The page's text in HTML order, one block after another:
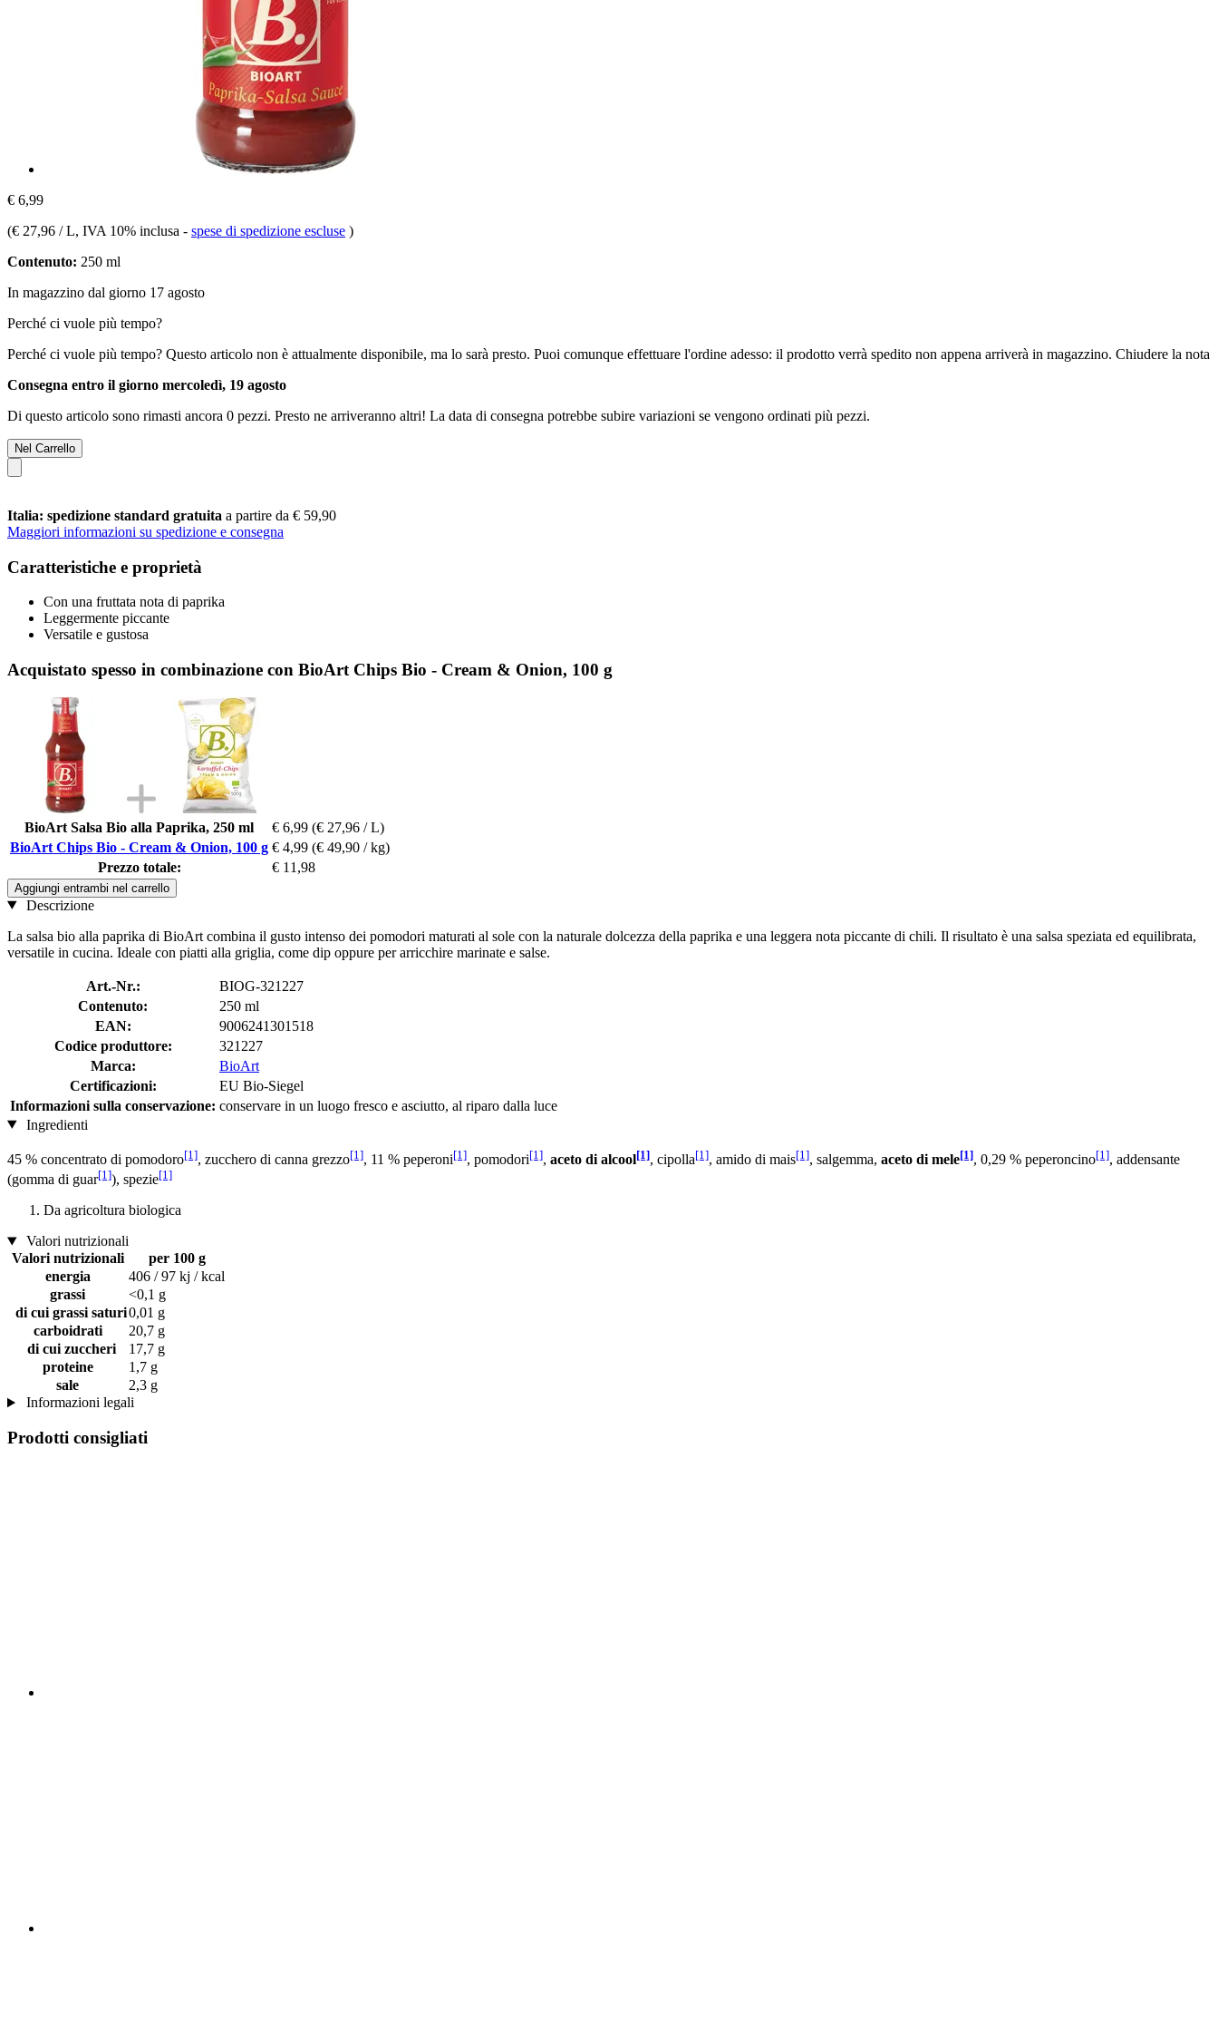
€ 6,99
(€ 27,96 / L, IVA 10% inclusa - spese di spedizione escluse )
Contenuto: 250 ml
In magazzino dal giorno 17 agosto
Perché ci vuole più tempo?
Perché ci vuole più tempo? Questo articolo non è attualmente disponibile, ma lo sarà presto. Puoi comunque effettuare l'ordine adesso: il prodotto verrà spedito non appena arriverà in magazzino. Chiudere la nota
Consegna entro il giorno mercoledì, 19 agosto
Di questo articolo sono rimasti ancora 0 pezzi. Presto ne arriveranno altri! La data di consegna potrebbe subire variazioni se vengono ordinati più pezzi.
Nel Carrello
Italia: spedizione standard gratuita a partire da € 59,90
Maggiori informazioni su spedizione e consegna
Caratteristiche e proprietà
Con una fruttata nota di paprika
Leggermente piccante
Versatile e gustosa
Acquistato spesso in combinazione con BioArt Chips Bio - Cream & Onion, 100 g
BioArt Salsa Bio alla Paprika, 250 ml € 6,99 (€ 27,96 / L)
BioArt Chips Bio - Cream & Onion, 100 g € 4,99 (€ 49,90 / kg)
Prezzo totale:
€ 11,98
Aggiungi entrambi nel carrello
Descrizione
La salsa bio alla paprika di BioArt combina il gusto intenso dei pomodori maturati al sole con la naturale dolcezza della paprika e una leggera nota piccante di chili. Il risultato è una salsa speziata ed equilibrata,
versatile in cucina. Ideale con piatti alla griglia, come dip oppure per arricchire marinate e salse.
Art.-Nr.:
BIOG-321227
Contenuto:
250 ml
EAN:
9006241301518
Codice produttore:
321227
Marca:
BioArt
Certificazioni:
EU Bio-Siegel
Informazioni sulla conservazione: conservare in un luogo fresco e asciutto, al riparo dalla luce
Ingredienti
45 % concentrato di pomodoro[1], zucchero di canna grezzo[1], 11 % peperoni[1], pomodori[1], aceto di alcool[1], cipolla[1], amido di mais[1], salgemma, aceto di mele[1], 0,29 % peperoncino[1], addensante
(gomma di guar[1]), spezie[1]
Da agricoltura biologica
Valori nutrizionali
Valori nutrizionali
per 100 g
energia
406 / 97 kj / kcal
grassi
<0,1 g
di cui grassi saturi0,01 g
carboidrati
20,7 g
di cui zuccheri
17,7 g
proteine
1,7 g
sale
2,3 g
Informazioni legali
Prodotti consigliati